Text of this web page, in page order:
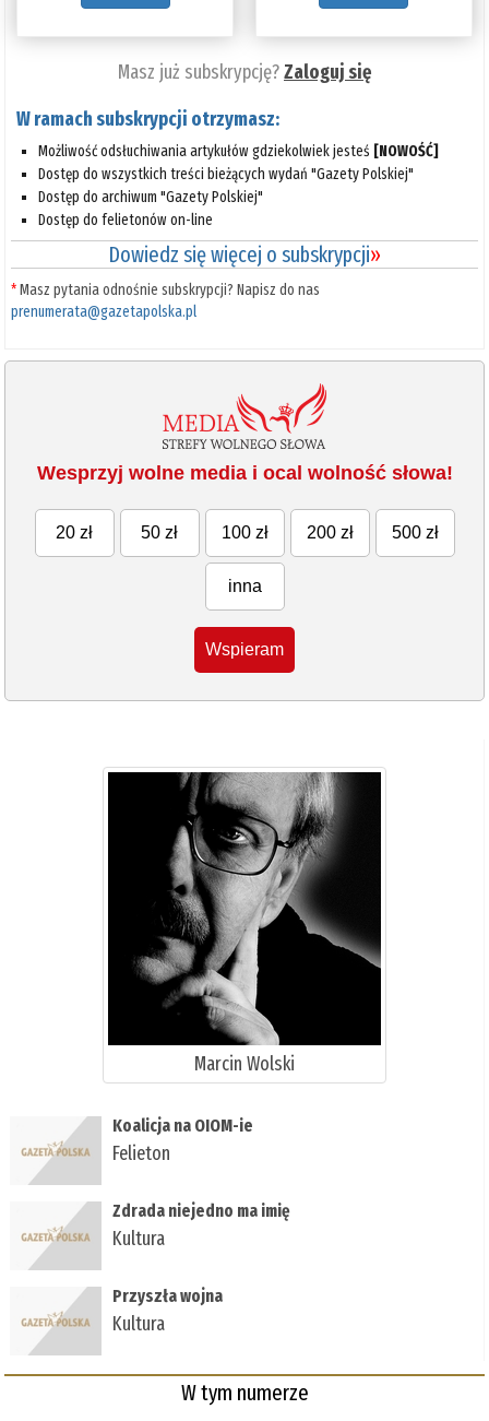
Masz już subskrypcję?Zaloguj się
W ramach subskrypcji otrzymasz:
Możliwość odsłuchiwania artykułów gdziekolwiek jesteś [NOWOŚĆ]
Dostęp do wszystkich treści bieżących wydań "Gazety Polskiej"
Dostęp do archiwum "Gazety Polskiej"
Dostęp do felietonów on-line
Dowiedz się więcej o subskrypcji»
*Masz pytania odnośnie subskrypcji? Napisz do nas
prenumerata@gazetapolska.pl
Wesprzyj wolne media i ocal wolność słowa!
20 zł 50 zł 100 zł 200 zł 500 zł
inna
Wspieram
Marcin Wolski
Koalicja na OIOM-ie
Felieton
Zdrada niejedno ma imię
Kultura
Przyszła wojna
Kultura
W tym numerze